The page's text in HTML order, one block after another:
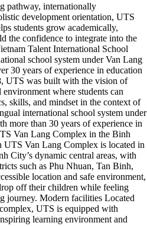
pathway, internationally
development orientation, UTS
students grow academically,
the confidence to integrate into the
Talent International School
school system under Van Lang
30 years of experience in education
UTS was built with the vision of
where students can
skills, and mindset in the context of
international school system under
more than 30 years of experience in
Van Lang Complex in the Binh
UTS Van Lang Complex is located in
City’s dynamic central areas, with
such as Phu Nhuan, Tan Binh,
location and safe environment,
off their children while feeling
journey. Modern facilities Located
UTS is equipped with
learning environment and